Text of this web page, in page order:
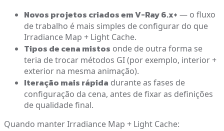
Novos projetos criados em V-Ray 6.x+ — o fluxo
de trabalho é mais simples de configurar do que
Irradiance Map + Light Cache.
Tipos de cena mistos onde de outra forma se
teria de trocar métodos GI (por exemplo, interior +
exterior na mesma animação).
Iteração mais rápida durante as fases de
configuração da cena, antes de fixar as definições
de qualidade final.
Quando manter Irradiance Map + Light Cache: